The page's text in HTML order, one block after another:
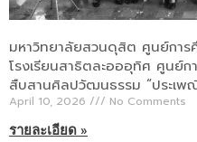
มหาวิทยาลัยสวนดุสิต ศูนย์การ
โรงเรียนสาธิตละอออุทิศ ศูนย์
สืบสานศิลปวัฒนธรรม “ประเพ
April 10, 2026
No Comments
รายละเอียด »